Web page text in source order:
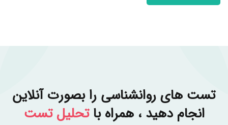
تست های روانشناسی را بصورت آنلاین
انجام دهید ، همراه باتحلیل تست